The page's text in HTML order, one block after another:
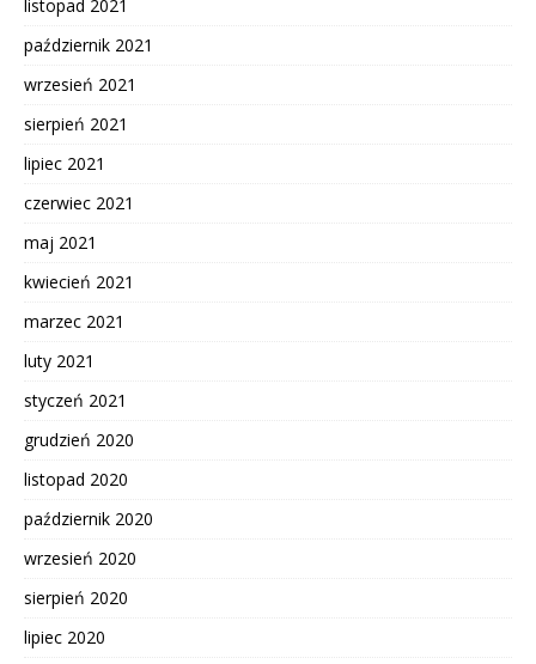
listopad 2021
październik 2021
wrzesień 2021
sierpień 2021
lipiec 2021
czerwiec 2021
maj 2021
kwiecień 2021
marzec 2021
luty 2021
styczeń 2021
grudzień 2020
listopad 2020
październik 2020
wrzesień 2020
sierpień 2020
lipiec 2020